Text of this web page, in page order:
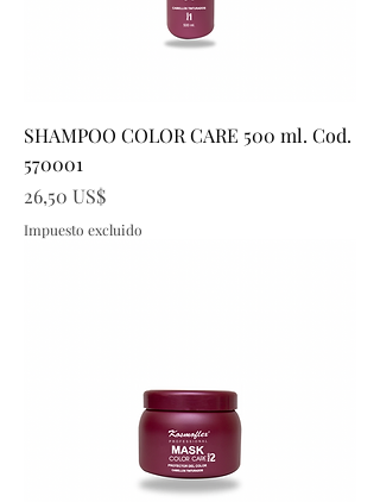
SHAMPOO COLOR CARE 500 ml. Cod.
570001
Precio
26,50 US$
Impuesto excluido